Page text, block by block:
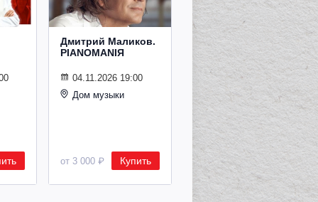
Дмитрий Маликов.
PIANOMANIЯ
04.11.2026 19:00
Дом музыки
от 3 000 ₽ Купить
Рождественский
концерт
Владимира
Спивакова
24.12.2026 19:00
Дом музыки
от 8 500 ₽ Купить